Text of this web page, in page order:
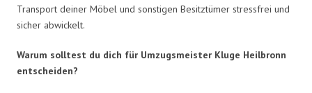
Transport deiner Möbel und sonstigen Besitztümer stressfrei und
sicher abwickelt.
Warum solltest du dich für Umzugsmeister Kluge Heilbronn
entscheiden?